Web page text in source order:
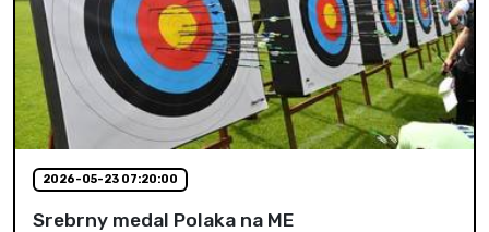
2026-05-23 07:20:00
Srebrny medal Polaka na ME